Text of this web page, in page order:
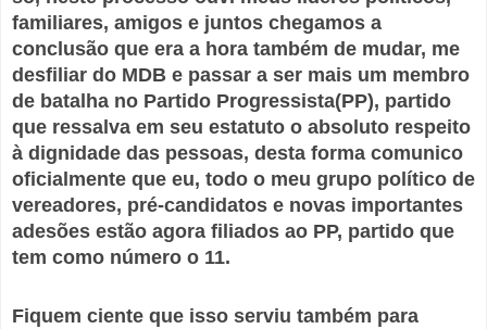
familiares, amigos e juntos chegamos a
conclusão que era a hora também de mudar, me
desfiliar do MDB e passar a ser mais um membro
de batalha no Partido Progressista(PP), partido
que ressalva em seu estatuto o absoluto respeito
à dignidade das pessoas, desta forma comunico
oficialmente que eu, todo o meu grupo político de
vereadores, pré-candidatos e novas importantes
adesões estão agora filiados ao PP, partido que
tem como número o 11.
Fiquem ciente que isso serviu também para